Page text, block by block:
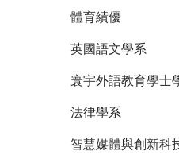
體育績優
英國語文學系
寰宇外語教育學士
法律學系
智慧媒體與創新科